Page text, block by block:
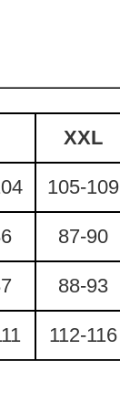
XXL
105-109
87-90
88-93
112-116